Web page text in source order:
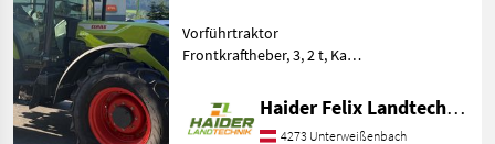
Vorführtraktor
Frontkraftheber, 3, 2 t, Kat.
U/min 1
Motordrehzahlspeicher
Haider Felix Landtechnik-Fachbetrieb e.U.
4273 Unterweißenbach